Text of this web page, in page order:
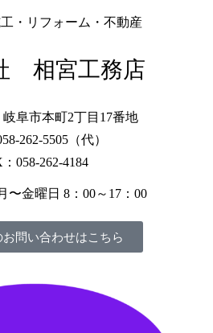
・リフォーム・不動産
相宮工務店
阜市本町2丁目17番地
262-5505（代）
058-262-4184
〜金曜日 8：00～17：00
お問い合わせはこちら